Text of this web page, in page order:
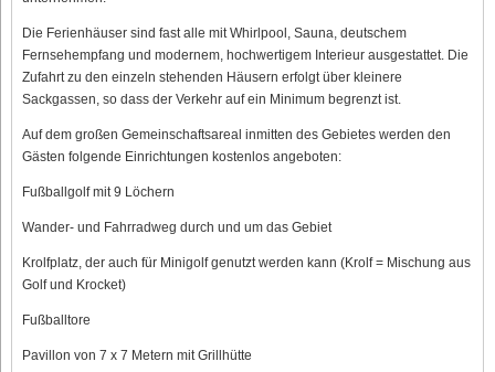
Die Ferienhäuser sind fast alle mit Whirlpool, Sauna, deutschem
Fernsehempfang und modernem, hochwertigem Interieur ausgestattet. Die
Zufahrt zu den einzeln stehenden Häusern erfolgt über kleinere
Sackgassen, so dass der Verkehr auf ein Minimum begrenzt ist.
Auf dem großen Gemeinschaftsareal inmitten des Gebietes werden den
Gästen folgende Einrichtungen kostenlos angeboten:
Fußballgolf mit 9 Löchern
Wander- und Fahrradweg durch und um das Gebiet
Krolfplatz, der auch für Minigolf genutzt werden kann (Krolf = Mischung aus
Golf und Krocket)
Fußballtore
Pavillon von 7 x 7 Metern mit Grillhütte